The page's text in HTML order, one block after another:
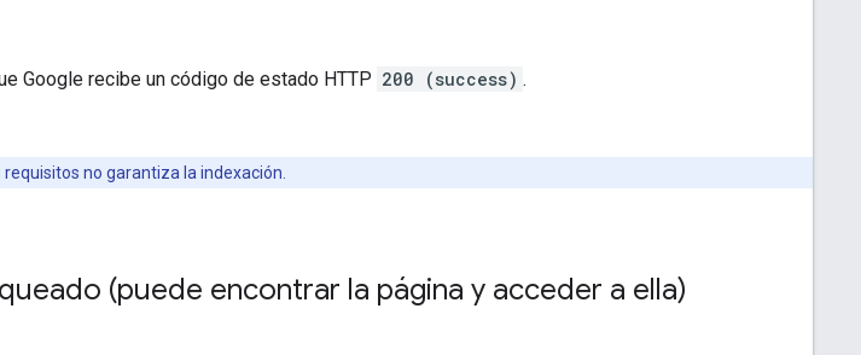
Google recibe un código de estado HTTP 200 (success) .
no garantiza la indexación.
(puede encontrar la página y acceder a ella)